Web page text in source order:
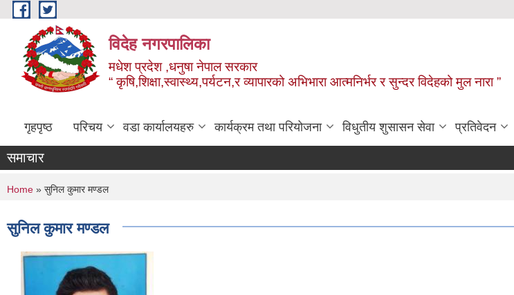
Skip to main content
विदेह नगरपालिका
मधेश प्रदेश ,धनुषा नेपाल सरकार
“ कृषि,शिक्षा,स्वास्थ्य,पर्यटन,र व्यापारको अभिभारा आत्मनिर्भर र सुन्दर विदेहको मुल नारा ”
गृहपृष्ठ परिचय वडा कार्यालयहरु कार्यक्रम तथा परियोजना विधुतीय शुसासन सेवा प्रतिवेदन
समाचार
You are here
Home » सुनिल कुमार मण्डल
सुनिल कुमार मण्डल